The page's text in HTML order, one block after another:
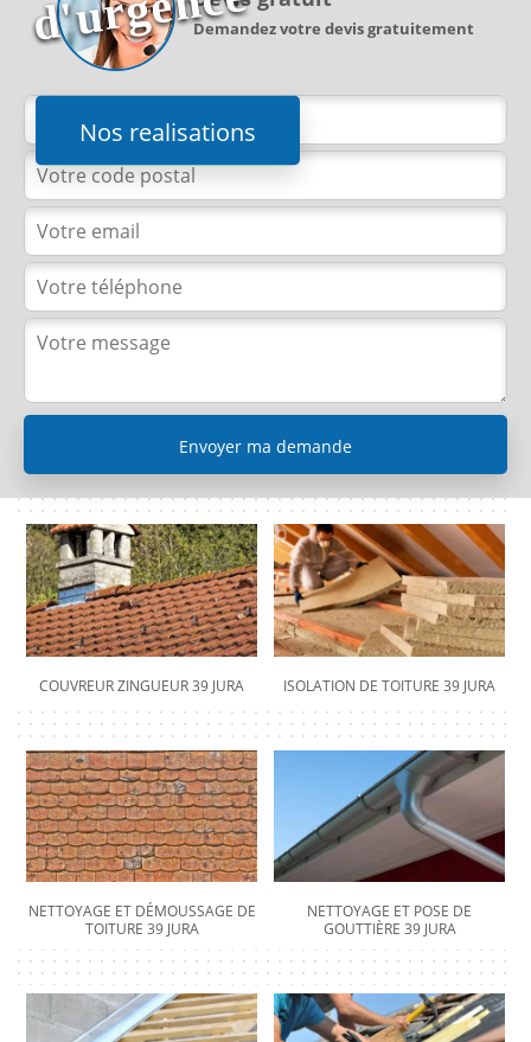
Nos realisations
Demandez votre devis gratuitement
COUVREUR ZINGUEUR 39 JURA ISOLATION DE TOITURE 39 JURA
NETTOYAGE ET DÉMOUSSAGE DE
TOITURE 39 JURA
NETTOYAGE ET POSE DE
GOUTTIÈRE 39 JURA